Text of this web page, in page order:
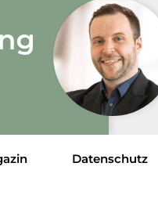
Datenschutz